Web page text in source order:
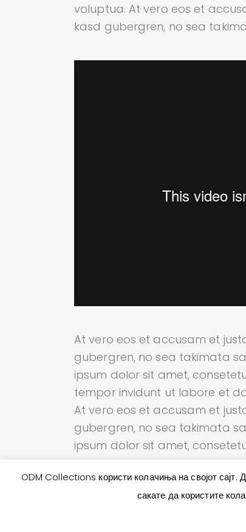
voluptua. At vero eos et
kasd gubergren, no sea
At vero eos et accusam et
gubergren, no sea takimata
ipsum dolor sit amet,
tempor invidunt ut labore et
At vero eos et accusam et
gubergren, no sea takimata
ipsum dolor sit amet,
ODM Collections користи колачиња на својот сајт.
сакате да користите